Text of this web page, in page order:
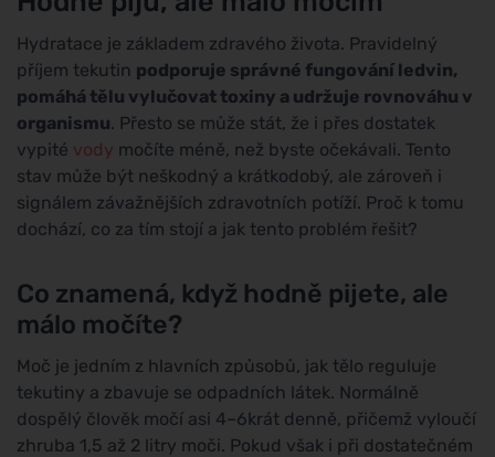
Hydratace je základem zdravého života. Pravidelný
příjem tekutin podporuje správné fungování ledvin,
pomáhá tělu vylučovat toxiny a udržuje rovnováhu v
organismu. Přesto se může stát, že i přes dostatek
vypité vody močíte méně, než byste očekávali. Tento
stav může být neškodný a krátkodobý, ale zároveň i
signálem závažnějších zdravotních potíží. Proč k tomu
dochází, co za tím stojí a jak tento problém řešit?
Co znamená, když hodně pijete, ale
málo močíte?
Moč je jedním z hlavních způsobů, jak tělo reguluje
tekutiny a zbavuje se odpadních látek. Normálně
dospělý člověk močí asi 4–6krát denně, přičemž vyloučí
zhruba 1,5 až 2 litry moči. Pokud však i při dostatečném